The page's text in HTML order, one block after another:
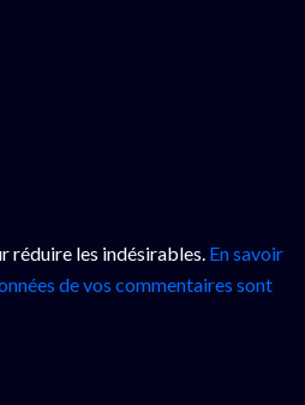
réduire les indésirables. En savoir
de vos commentaires sont